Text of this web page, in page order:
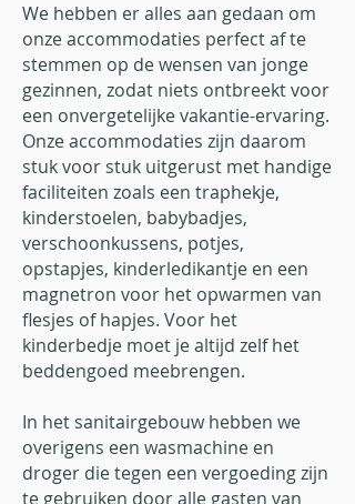
We hebben er alles aan gedaan om
onze accommodaties perfect af te
stemmen op de wensen van jonge
gezinnen, zodat niets ontbreekt voor
een onvergetelijke vakantie-ervaring.
Onze accommodaties zijn daarom
stuk voor stuk uitgerust met handige
faciliteiten zoals een traphekje,
kinderstoelen, babybadjes,
verschoonkussens, potjes,
opstapjes, kinderledikantje en een
magnetron voor het opwarmen van
flesjes of hapjes. Voor het
kinderbedje moet je altijd zelf het
beddengoed meebrengen.
In het sanitairgebouw hebben we
overigens een wasmachine en
droger die tegen een vergoeding zijn
te gebruiken door alle gasten van